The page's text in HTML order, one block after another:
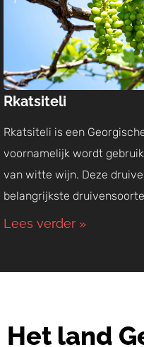
Rkatsiteli
Rkatsiteli is een
voornamelijk wordt
van witte wijn. Deze
belangrijkste
Lees verder »
Het land